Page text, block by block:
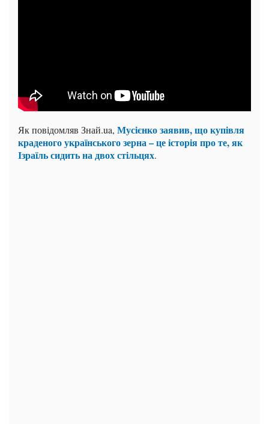
Як повідомляв Знай.ua, Мусієнко заявив, що купівля
краденого українського зерна – це історія про те, як
Ізраїль сидить на двох стільцях.